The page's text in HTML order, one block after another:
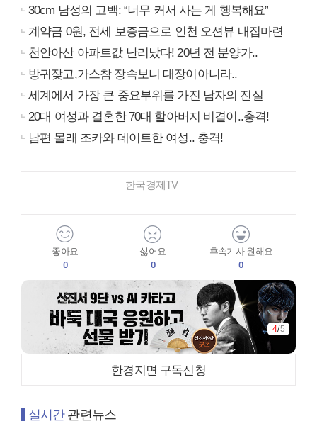
30cm 남성의 고백: “너무 커서 사는 게 행복해요”
계약금 0원, 전세 보증금으로 인천 오션뷰 내집마련
천안아산 아파트값 난리났다! 20년 전 분양가..
방귀잦고,가스참 장속보니 대장이아니라..
세계에서 가장 큰 중요부위를 가진 남자의 진실
20대 여성과 결혼한 70대 할아버지 비결이..충격!
남편 몰래 조카와 데이트한 여성.. 충격!
한국경제TV
좋아요
0
싫어요
0
후속기사 원해요
0
4/5
한경지면 구독신청
실시간관련뉴스